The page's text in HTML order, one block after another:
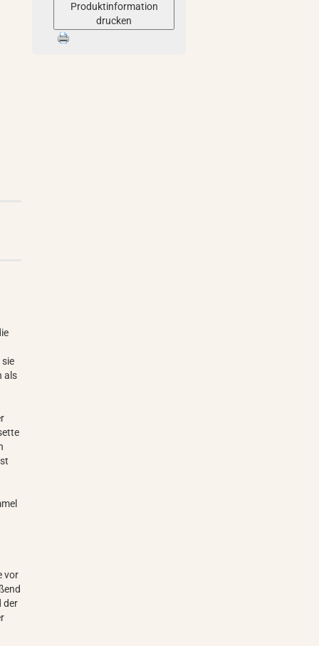
Produktinformation
drucken
als
vor
der